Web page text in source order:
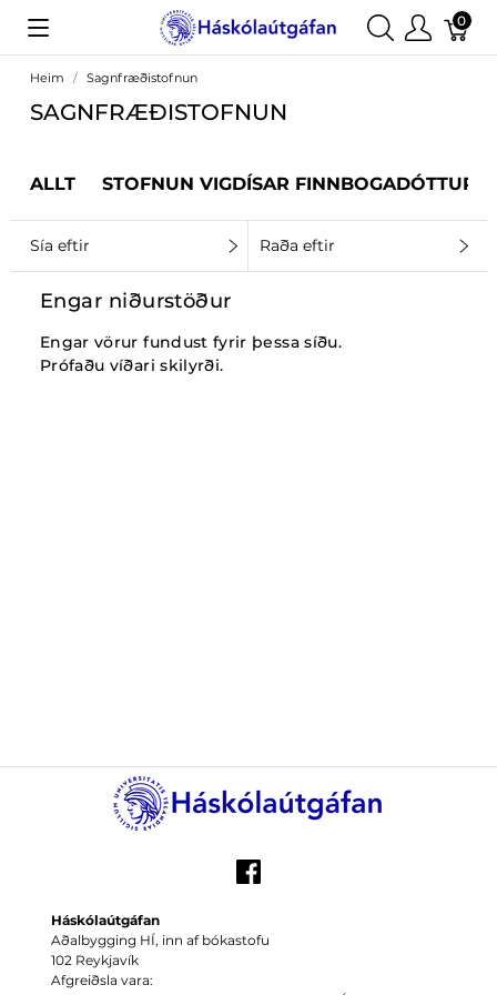
0
Heim Sagnfræðistofnun
SAGNFRÆÐISTOFNUN
ALLT STOFNUN VIGDÍSAR FINNBOGADÓTTUR
Sía eftir Raða eftir
Engar niðurstöður
Engar vörur fundust fyrir þessa síðu.
Prófaðu víðari skilyrði.
Háskólaútgáfan
Aðalbygging HÍ, inn af bókastofu
102 Reykjavík
Afgreiðsla vara: